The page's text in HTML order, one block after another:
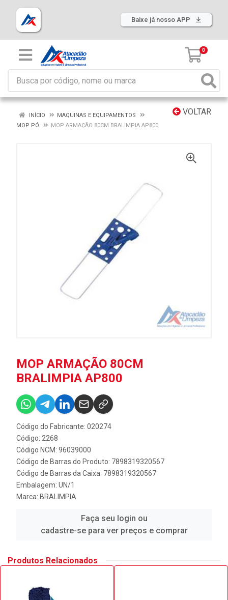
Baixe já nosso APP
0
VOLTAR
INÍCIO
MAQUINAS E EQUIPAMENTOS
MOP PÓ
MOP ARMAÇÃO 80CM BRALIMPIA AP800
MOP ARMAÇÃO 80CM
BRALIMPIA AP800
Código do Fabricante: 020274
Código: 2268
Código NCM: 96039000
Código de Barras do Produto: 7898319320567
Código de Barras da Caixa: 7898319320567
Embalagem: UN/1
Marca: BRALIMPIA
Faça seu login ou
cadastre-se para ver preços e comprar
Produtos Relacionados